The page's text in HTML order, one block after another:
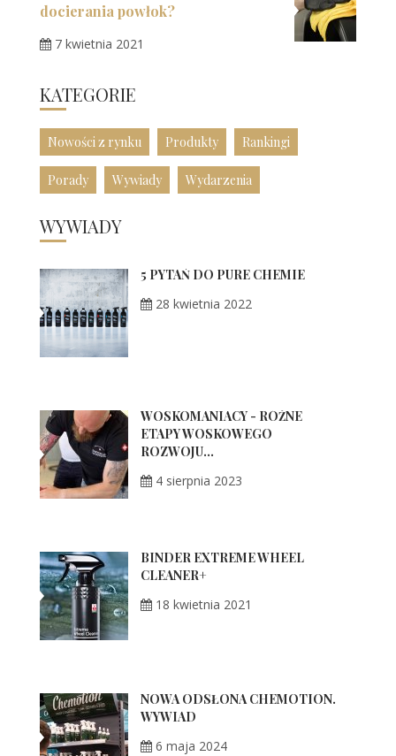
docierania powłok?
7 kwietnia 2021
KATEGORIE
Nowości z rynku Produkty Rankingi
Porady Wywiady Wydarzenia
WYWIADY
5 PYTAŃ DO PURE CHEMIE
28 kwietnia 2022
WOSKOMANIACY - RÓŻNE
ETAPY WOSKOWEGO
ROZWOJU...
4 sierpnia 2023
BINDER EXTREME WHEEL
CLEANER+
18 kwietnia 2021
NOWA ODSŁONA CHEMOTION.
WYWIAD
6 maja 2024